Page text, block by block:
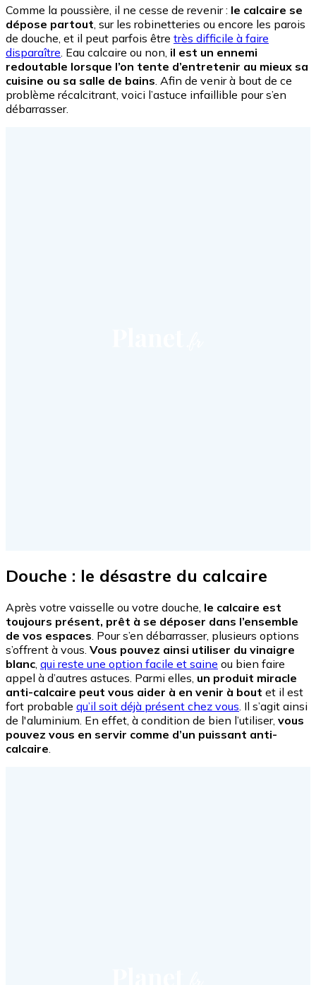
Comme la poussière, il ne cesse de revenir : le calcaire se
dépose partout , sur les robinetteries ou encore les parois
de douche, et il peut parfois être très difficile à faire
disparaître . Eau calcaire ou non, il est un ennemi
redoutable lorsque l’on tente d’entretenir au mieux sa
cuisine ou sa salle de bains . Afin de venir à bout de ce
problème récalcitrant, voici l’astuce infaillible pour s’en
débarrasser.
Douche : le désastre du calcaire
Après votre vaisselle ou votre douche, le calcaire est
toujours présent, prêt à se déposer dans l’ensemble
de vos espaces . Pour s’en débarrasser, plusieurs options
s’offrent à vous. Vous pouvez ainsi utiliser du vinaigre
blanc qui reste une option facile et saine ou bien faire
appel à d’autres astuces. Parmi elles, un produit miracle
anti-calcaire peut vous aider à en venir à bout et il est
fort probable qu’il soit déjà présent chez vous . Il s’agit ainsi
de l'aluminium. En effet, à condition de bien l’utiliser, vous
pouvez vous en servir comme d’un puissant anti-
calcaire